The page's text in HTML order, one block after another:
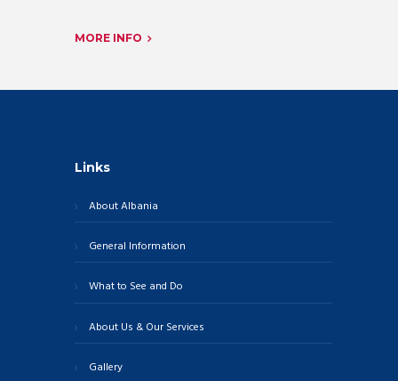
MORE INFO
Links
About Albania
General Information
What to See and Do
About Us & Our Services
Gallery